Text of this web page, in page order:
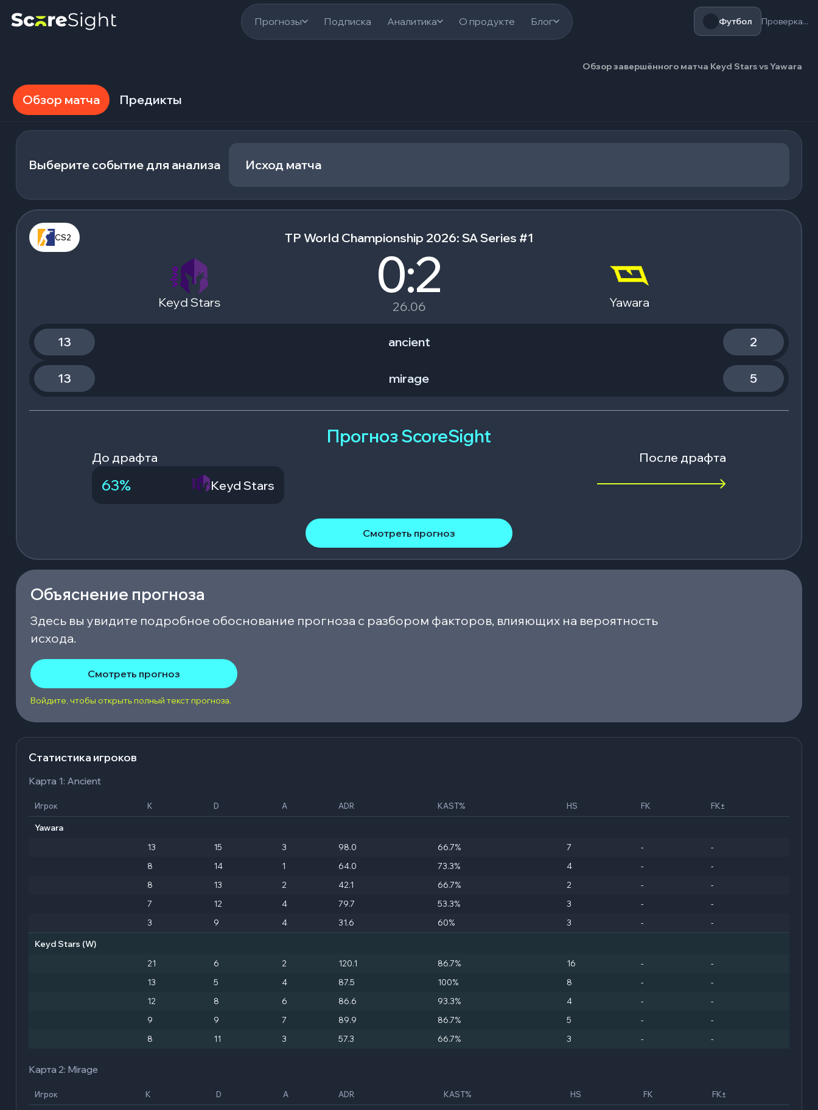
Прогнозы Подписка Аналитика О продукте Блог Футбол Проверка...
Обзор завершённого матча Keyd Stars vs Yawara
Обзор матча Предикты
Выберите событие для анализа Исход матча
CS2 TP World Championship 2026: SA Series #1
Keyd Stars 0:2
26.06 Yawara
13 ancient 2
13 mirage 5
Прогноз ScoreSight
До драфта После драфта
63% Keyd Stars
Смотреть прогноз
Объяснение прогноза
Здесь вы увидите подробное обоснование прогноза с разбором факторов, влияющих на вероятность
исхода.
Смотреть прогноз
Войдите, чтобы открыть полный текст прогноза.
Статистика игроков
Карта 1: Ancient
Игрок K D A ADR KAST% HS FK FK±
Yawara
13 15 3 98.0 66.7% 7 -
-
8
14 1 64.0 73.3% 4 -
-
8
13 2 42.1 66.7% 2 -
-
7
12 4 79.7 53.3% 3 -
-
3
9 4 31.6 60% 3 - -
Keyd Stars (W)
21 6 2 120.1 86.7% 16 -
-
13
5 4 87.5 100% 8 -
-
12
8 6 86.6 93.3% 4 -
-
9
9 7 89.9 86.7% 5 -
-
8
11 3 57.3 66.7% 3 - -
Карта 2: Mirage
Игрок K D A ADR KAST% HS FK FK±